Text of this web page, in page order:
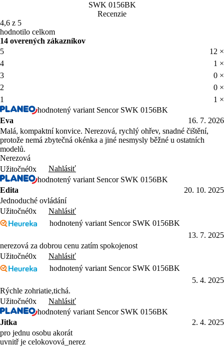
SWK 0156BK
Recenzie
4,6 z 5
hodnotilo celkom
14 overených zákazníkov
5
12 ×
4
1 ×
3
0 ×
2
0 ×
1
1 ×
hodnotený variant Sencor SWK 0156BK
Eva
16. 7. 2026
Malá, kompaktní konvice. Nerezová, rychlý ohřev, snadné čištění,
protože nemá zbytečná okénka a jiné nesmysly běžné u ostatních
modelů.
Nerezová
Užitočné0x
Nahlásiť
hodnotený variant Sencor SWK 0156BK
Edita
20. 10. 2025
Jednoduché ovládání
Užitočné0x
Nahlásiť
hodnotený variant Sencor SWK 0156BK
13. 7. 2025
nerezová za dobrou cenu zatím spokojenost
Užitočné0x
Nahlásiť
hodnotený variant Sencor SWK 0156BK
5. 4. 2025
Rýchle zohriatie,tichá.
Užitočné0x
Nahlásiť
hodnotený variant Sencor SWK 0156BK
Jitka
2. 4. 2025
pro jednu osobu akorát
uvnitř je celokovová_nerez